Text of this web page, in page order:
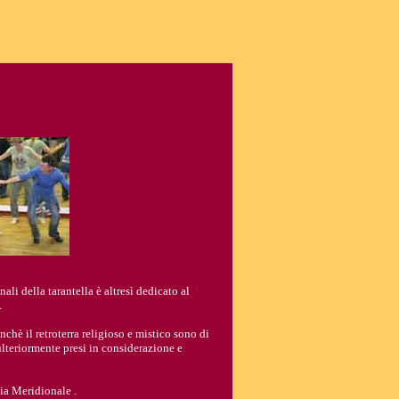
della tarantella è altresì dedicato al
il retroterra religioso e mistico sono di
presi in considerazione e
Meridionale .